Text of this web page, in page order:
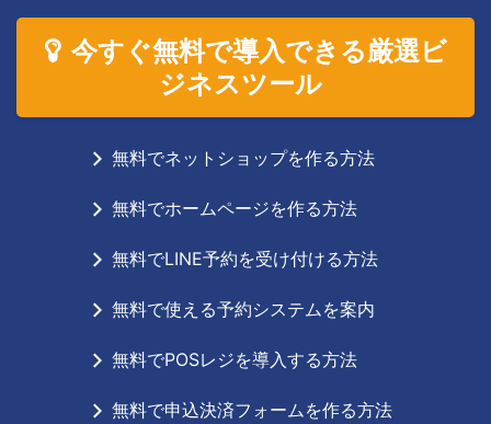
今すぐ無料で導入できる厳選ビ
ジネスツール
無料でネットショップを作る方法
無料でホームページを作る方法
無料でLINE予約を受け付ける方法
無料で使える予約システムを案内
無料でPOSレジを導入する方法
無料で申込決済フォームを作る方法